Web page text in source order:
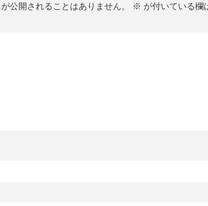
公開されることはありません。 ※ が付いている欄